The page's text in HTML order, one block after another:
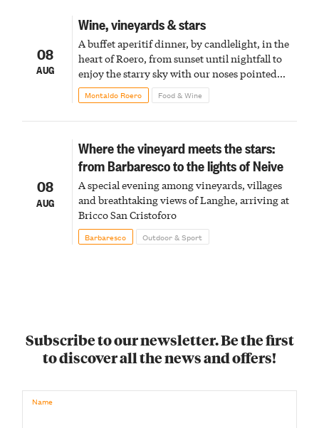
08
AUG
Wine, vineyards & stars
A buffet aperitif dinner, by candlelight, in the
heart of Roero, from sunset until nightfall to
enjoy the starry sky with our noses pointed
upward
Montaldo Roero Food & Wine
08
AUG
Where the vineyard meets the stars:
from Barbaresco to the lights of Neive
A special evening among vineyards, villages
and breathtaking views of Langhe, arriving at
Bricco San Cristoforo
Barbaresco Outdoor & Sport
Subscribe to our newsletter. Be the first
to discover all the news and offers!
Name